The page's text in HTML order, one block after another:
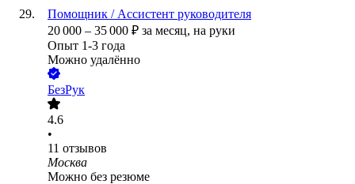
Помощник / Ассистент руководителя
20 000 – 35 000 ₽ за месяц, на руки
Опыт 1-3 года
Можно удалённо
БезРук
4.6
•
11 отзывов
Москва
Можно без резюме